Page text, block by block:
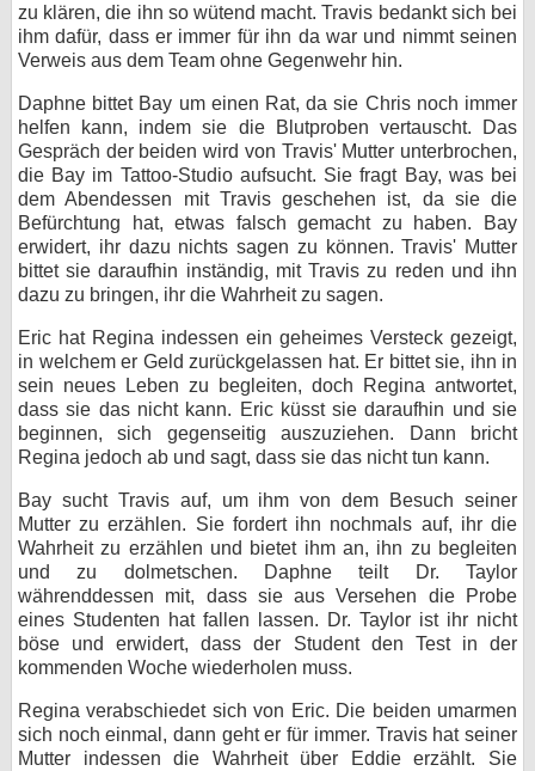
zu klären, die ihn so wütend macht. Travis bedankt sich bei
ihm dafür, dass er immer für ihn da war und nimmt seinen
Verweis aus dem Team ohne Gegenwehr hin.
Daphne bittet Bay um einen Rat, da sie Chris noch immer
helfen kann, indem sie die Blutproben vertauscht. Das
Gespräch der beiden wird von Travis' Mutter unterbrochen,
die Bay im Tattoo-Studio aufsucht. Sie fragt Bay, was bei
dem Abendessen mit Travis geschehen ist, da sie die
Befürchtung hat, etwas falsch gemacht zu haben. Bay
erwidert, ihr dazu nichts sagen zu können. Travis' Mutter
bittet sie daraufhin inständig, mit Travis zu reden und ihn
dazu zu bringen, ihr die Wahrheit zu sagen.
Eric hat Regina indessen ein geheimes Versteck gezeigt,
in welchem er Geld zurückgelassen hat. Er bittet sie, ihn in
sein neues Leben zu begleiten, doch Regina antwortet,
dass sie das nicht kann. Eric küsst sie daraufhin und sie
beginnen, sich gegenseitig auszuziehen. Dann bricht
Regina jedoch ab und sagt, dass sie das nicht tun kann.
Bay sucht Travis auf, um ihm von dem Besuch seiner
Mutter zu erzählen. Sie fordert ihn nochmals auf, ihr die
Wahrheit zu erzählen und bietet ihm an, ihn zu begleiten
und zu dolmetschen. Daphne teilt Dr. Taylor
währenddessen mit, dass sie aus Versehen die Probe
eines Studenten hat fallen lassen. Dr. Taylor ist ihr nicht
böse und erwidert, dass der Student den Test in der
kommenden Woche wiederholen muss.
Regina verabschiedet sich von Eric. Die beiden umarmen
sich noch einmal, dann geht er für immer. Travis hat seiner
Mutter indessen die Wahrheit über Eddie erzählt. Sie